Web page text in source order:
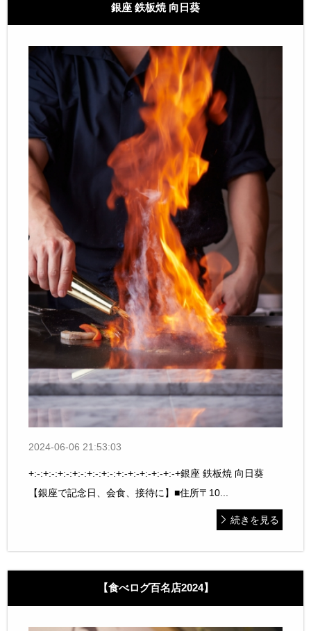
銀座 鉄板焼 向日葵
2024-06-06 21:53:03
+:-:+:-:+:-:+:-:+:-:+:-:+:-+:-+:-+:-+:-+銀座 鉄板焼 向日葵
【銀座で記念日、会食、接待に】■住所〒10...
続きを見る
【食べログ百名店2024】